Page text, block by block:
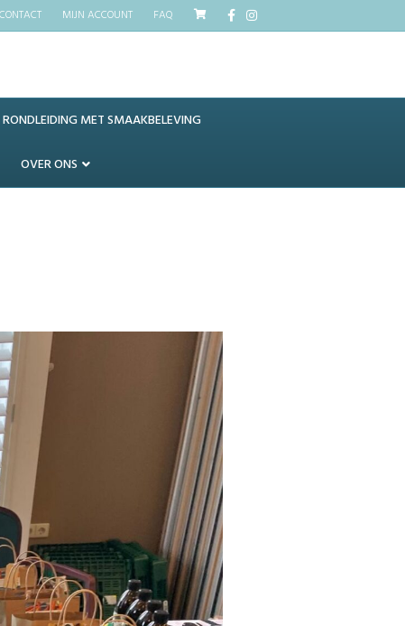
CONTACT MIJN ACCOUNT FAQ Facebook
Instagram
RONDLEIDING MET SMAAKBELEVING
OVER ONS